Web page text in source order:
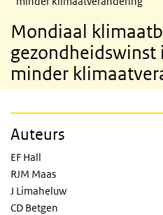
Mondiaal
minder
Auteurs
EF Hall
RJM Maas
J Limaheluw
CD Betgen